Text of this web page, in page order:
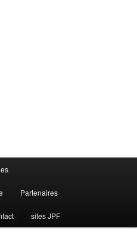
Partenaires
sites JPF